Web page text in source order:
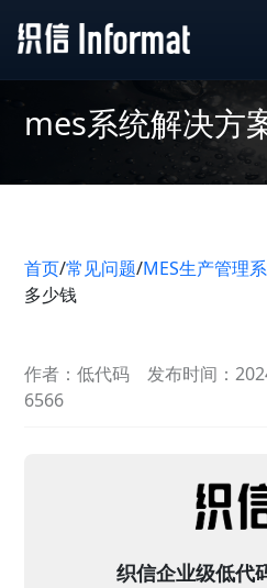
mes系统解决方
首页/常见问题/MES生产管理
多少钱
作者：低代码 发布时间：
6566
织信企业级低代